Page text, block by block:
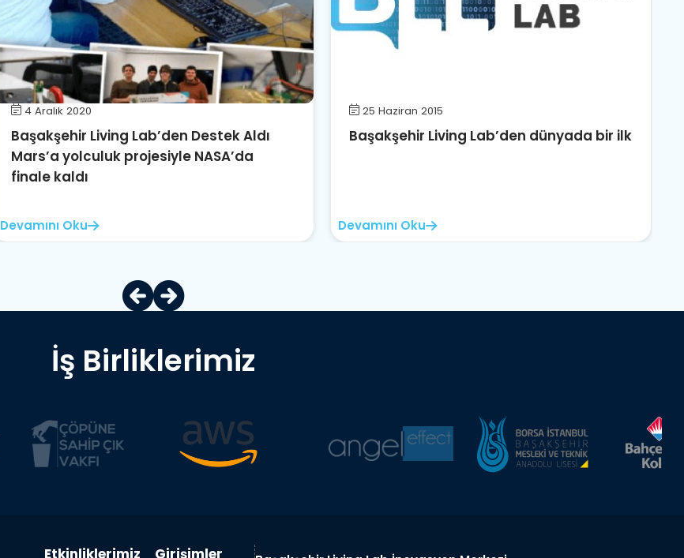
4 Aralık 2020
Başakşehir Living Lab’den Destek Aldı
Mars’a yolculuk projesiyle NASA’da
finale kaldı
Devamını Oku
25 Haziran 2015
Başakşehir Living Lab’den dünyada bir ilk
Devamını Oku
İş Birliklerimiz